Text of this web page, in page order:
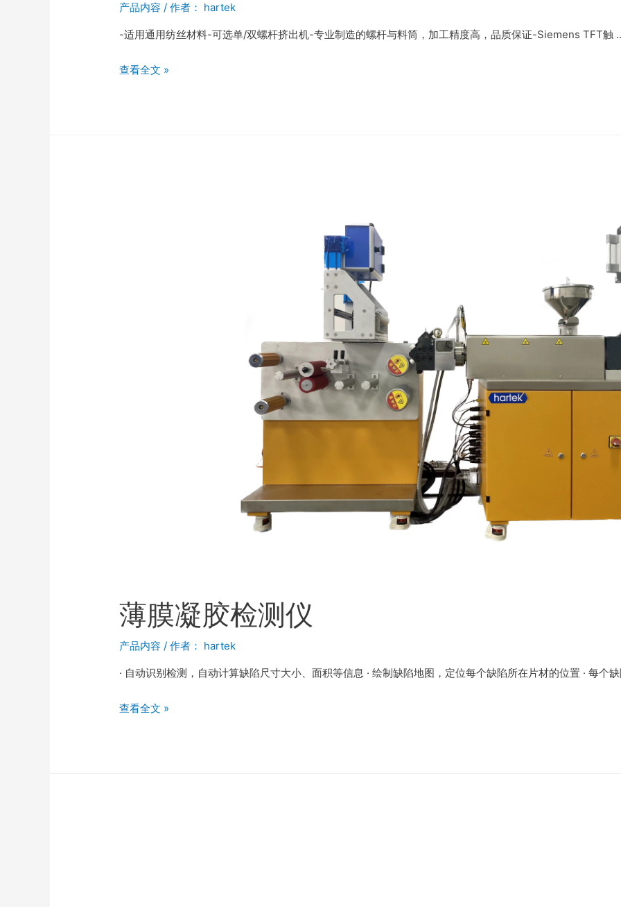
产品内容 / 作者： hartek
-适用通用纺丝材料-可选单/双螺杆挤出机-专业制造的螺杆与料筒，加工精度高，品质保证-Siemens TFT触
查看全文 »
薄膜凝胶检测仪
产品内容 / 作者： hartek
· 自动识别检测，自动计算缺陷尺寸大小、面积等信息 · 绘制缺陷地图，定位每个缺陷所在片材的位置 · 每个
查看全文 »